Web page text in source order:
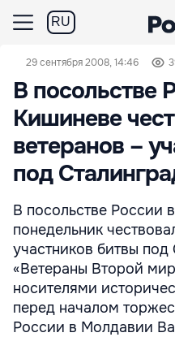
RU
29 сентября 2008, 14:46
В посольстве
Кишиневе
ветеранов –
под
В посольстве России
понедельник
участников битвы
«Ветераны Второй
носителями
перед началом
России в Молдавии